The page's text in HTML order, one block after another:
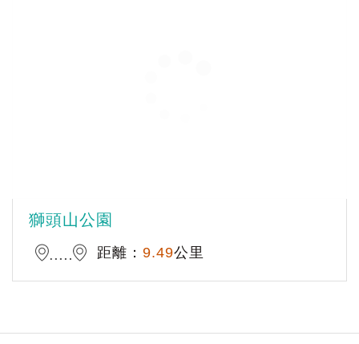
獅頭山公園
距離： 9.49公里